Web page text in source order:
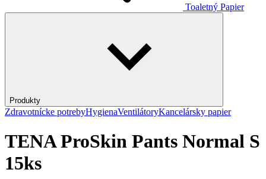
Toaletný Papier
Produkty
Zdravotnícke potrebyHygienaVentilátoryKancelársky papier
TENA ProSkin Pants Normal S
15ks